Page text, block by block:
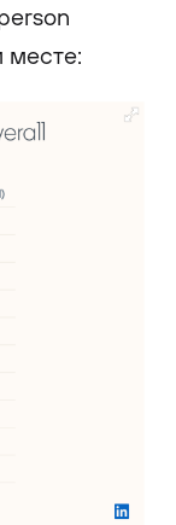
месте: